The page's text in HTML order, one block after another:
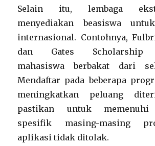
Selain itu, lembaga
menyediakan beasiswa
internasional. Contohnya,
dan Gates Scholarship
mahasiswa berbakat dari
Mendaftar pada beberapa
meningkatkan peluang
pastikan untuk memenuhi
spesifik masing-masing
aplikasi tidak ditolak.